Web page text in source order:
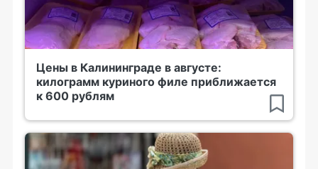
Цены в Калининграде в августе:
килограмм куриного филе приближается
к 600 рублям